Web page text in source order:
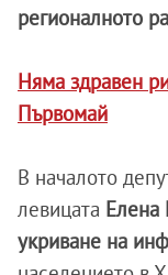
регионалното
Няма здравен
Първомай
В началото
левицата Елена
укриване на